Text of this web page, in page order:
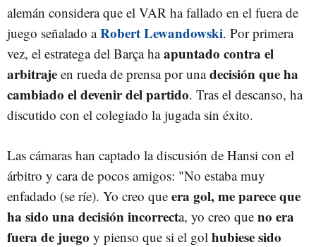
alemán considera que el VAR ha fallado en el fuera de
juego señalado aRobert Lewandowski. Por primera
vez, el estratega del Barça haapuntado contra el
arbitraje en rueda de prensa por unadecisión que ha
cambiado el devenir del partido. Tras el descanso, ha
discutido con el colegiado la jugada sin éxito.
Las cámaras han captado la discusión de Hansi con el
árbitro y cara de pocos amigos: "No estaba muy
enfadado (se ríe). Yo creo que era gol, me parece que
ha sido una decisión incorrecta, yo creo que no era
fuera de juego y pienso que si el gol hubiese sido